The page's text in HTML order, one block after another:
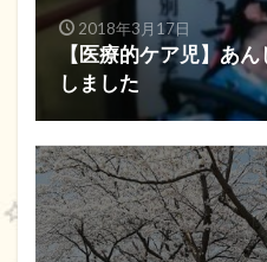
2018年3月17日
【医療的ケア児】あ
しました